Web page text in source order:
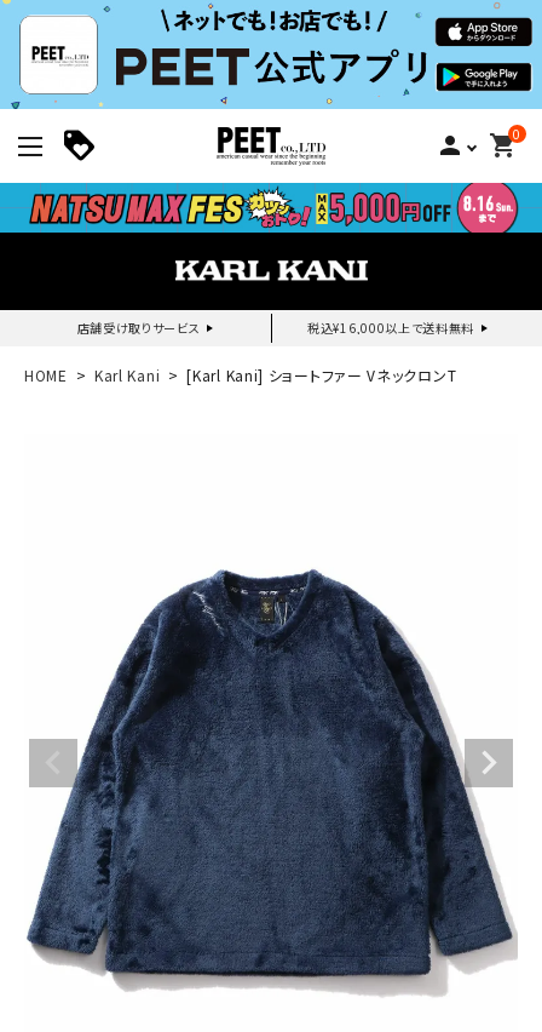
person 0
shopping_cart
店舗受け取りサービス 税込¥16,000以上で送料無料
新規会員登録｜ログイン
ブランドメニュー
スタイリング
ニュース・特集
ランキング
お問い合わせ
HOME Karl Kani [Karl Kani] ショートファー VネックロンT